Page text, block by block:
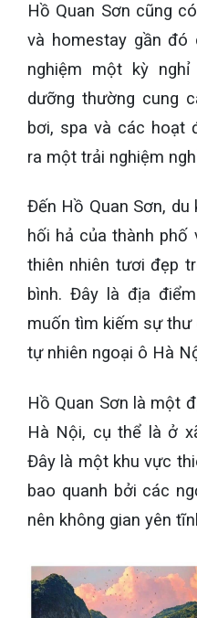
Hồ Quan Sơn cũng
và homestay gần đó
nghiệm một kỳ
dưỡng thường cung
bơi, spa và các hoạt
ra một trải nghiệm
Đến Hồ Quan Sơn,
hối hả của thành phố
thiên nhiên tươi đẹp
bình. Đây là địa
muốn tìm kiếm sự thư
tự nhiên ngoại ô Hà
Hồ Quan Sơn là một
Hà Nội, cụ thể là ở
Đây là một khu vực
bao quanh bởi các
nên không gian yên